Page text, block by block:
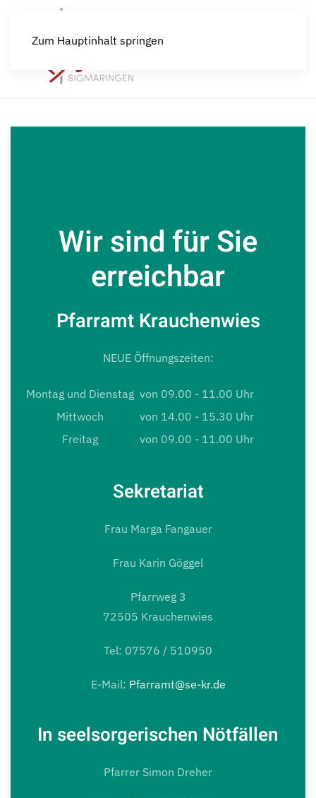
Zum Hauptinhalt springen
Wir sind für Sie
erreichbar
Pfarramt Krauchenwies
NEUE Öffnungszeiten:
Montag und Dienstag von 09.00 - 11.00 Uhr
Mittwoch
von 14.00 - 15.30 Uhr
Freitag
von 09.00 - 11.00 Uhr
Sekretariat
Frau Marga Fangauer
Frau Karin Göggel
Pfarrweg 3
72505 Krauchenwies
Tel: 07576 / 510950
E-Mail: Pfarramt@se-kr.de
In seelsorgerischen Nötfällen
Pfarrer Simon Dreher